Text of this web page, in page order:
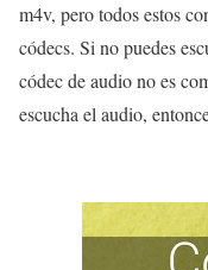
m4v, pero todos estos
códecs. Si no puedes
códec de audio no es
escucha el audio,